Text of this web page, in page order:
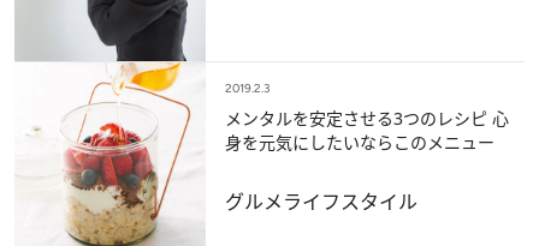
2019.2.3
メンタルを安定させる3つのレシピ 心
身を元気にしたいならこのメニュー
グルメライフスタイル